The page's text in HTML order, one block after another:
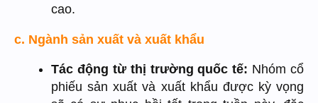
cao.
c. Ngành sản xuất và xuất khẩu
Tác động từ thị trường quốc tế: Nhóm cổ
phiếu sản xuất và xuất khẩu được kỳ vọng